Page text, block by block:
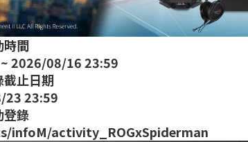
時間
2026/08/16 23:59
截止日期
23:59
登錄
infoM/activity_ROGxSpiderman